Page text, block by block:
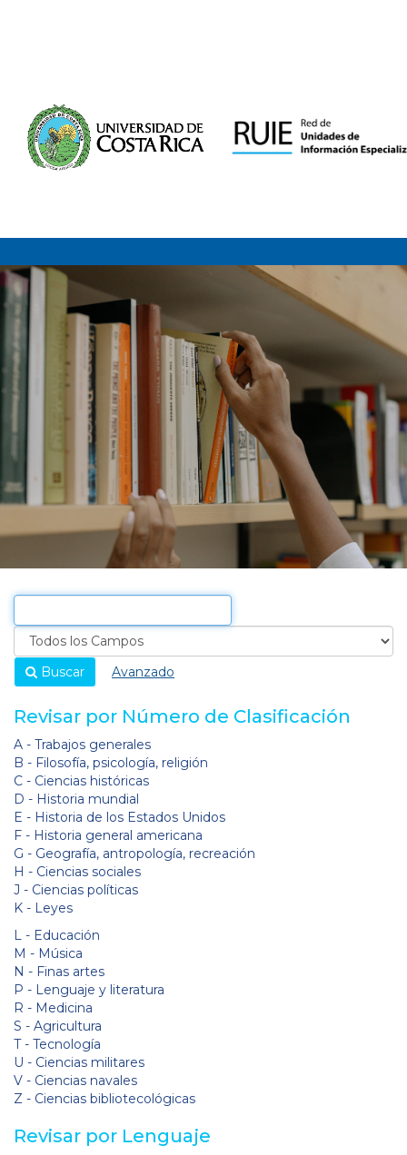
Buscar Avanzado
Revisar por Número de Clasificación
A - Trabajos generales
B - Filosofía, psicología, religión
C - Ciencias históricas
D - Historia mundial
E - Historia de los Estados Unidos
F - Historia general americana
G - Geografía, antropología, recreación
H - Ciencias sociales
J - Ciencias políticas
K - Leyes
L - Educación
M - Música
N - Finas artes
P - Lenguaje y literatura
R - Medicina
S - Agricultura
T - Tecnología
U - Ciencias militares
V - Ciencias navales
Z - Ciencias bibliotecológicas
Revisar por Lenguaje